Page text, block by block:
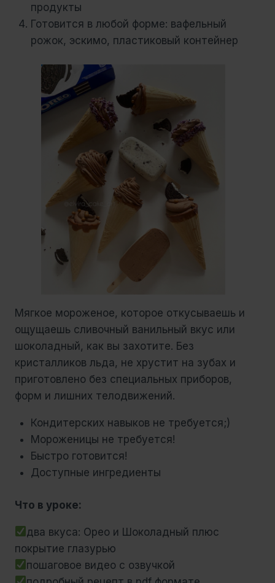
продукты
Готовится в любой форме: вафельный
рожок, эскимо, пластиковый контейнер
Мягкое мороженое, которое откусываешь и
ощущаешь сливочный ванильный вкус или
шоколадный, как вы захотите. Без
кристалликов льда, не хрустит на зубах и
приготовлено без специальных приборов,
форм и лишних телодвижений.
Кондитерских навыков не требуется;)
Мороженицы не требуется!
Быстро готовится!
Доступные ингредиенты
Что в уроке:
два вкуса: Орео и Шоколадный плюс
покрытие глазурью
пошаговое видео с озвучкой